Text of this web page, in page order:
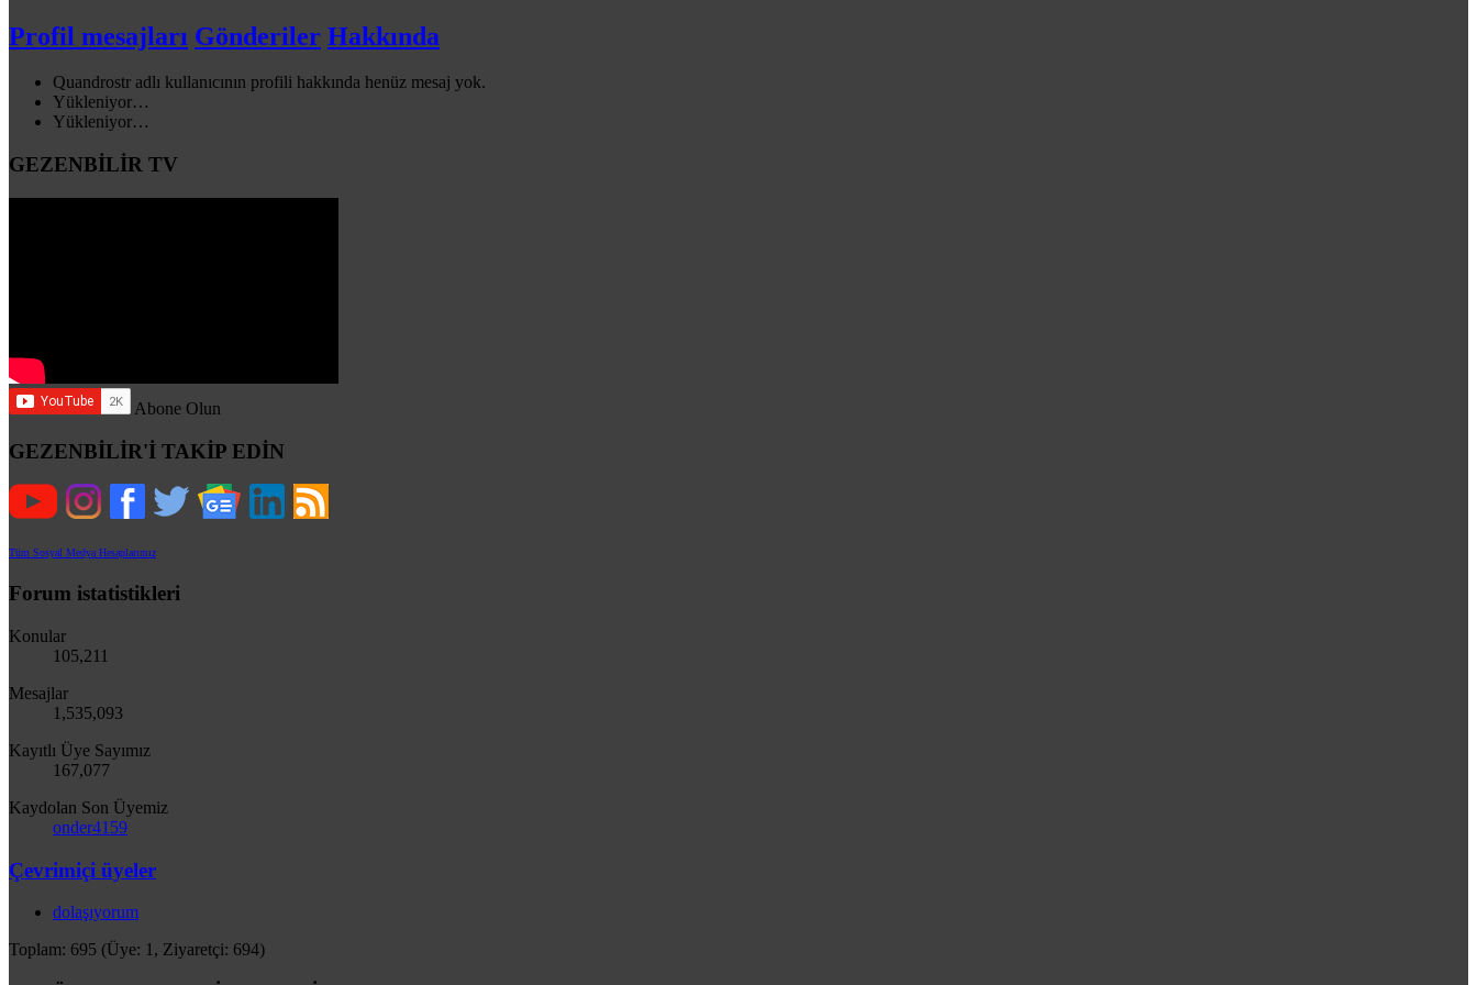
Profil mesajları Gönderiler Hakkında
Quandrostr adlı kullanıcının profili hakkında henüz mesaj yok.
Yükleniyor…
Yükleniyor…
GEZENBİLİR TV
Abone Olun
GEZENBİLİR'İ TAKİP EDİN
Tüm Sosyal Medya Hesaplarımız
Forum istatistikleri
Konular
105,211
Mesajlar
1,535,093
Kayıtlı Üye Sayımız
167,077
Kaydolan Son Üyemiz
onder4159
Çevrimiçi üyeler
dolaşıyorum
Toplam: 695 (Üye: 1, Ziyaretçi: 694)